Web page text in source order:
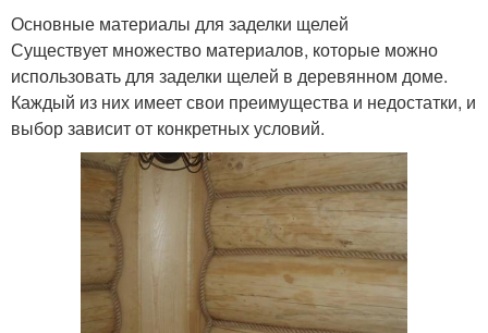
Основные материалы для заделки щелей
Существует множество материалов, которые можно
использовать для заделки щелей в деревянном доме.
Каждый из них имеет свои преимущества и недостатки, и
выбор зависит от конкретных условий.